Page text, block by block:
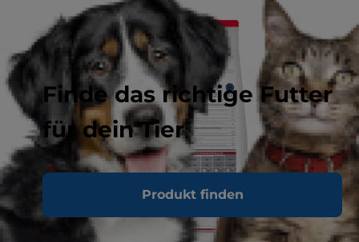
Finde das richtige Futter
für dein Tier
Produkt finden